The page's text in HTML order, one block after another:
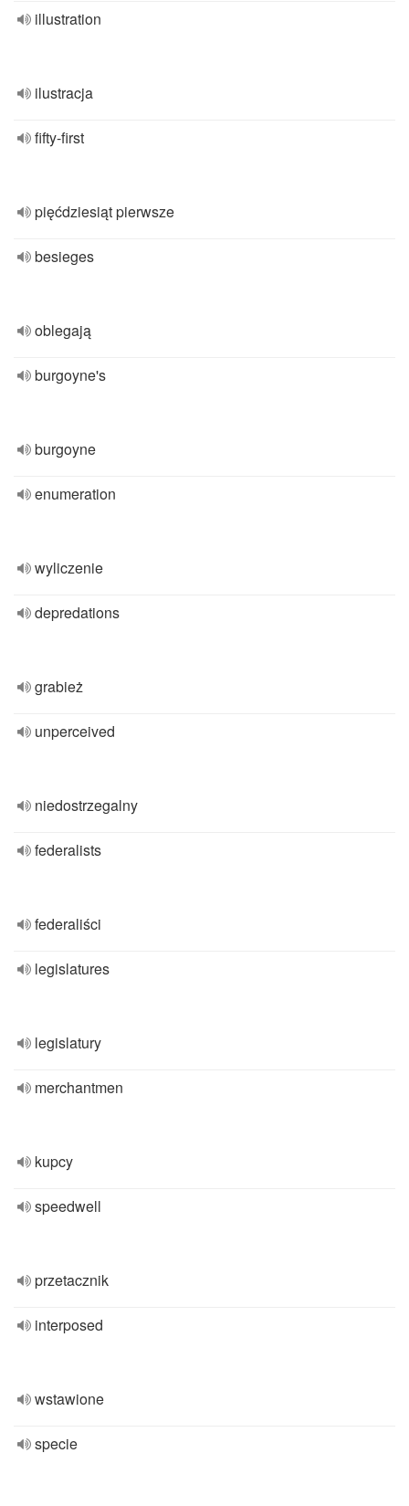
illustration
ilustracja
fifty-first
pięćdziesiąt pierwsze
besieges
oblegają
burgoyne's
burgoyne
enumeration
wyliczenie
depredations
grabież
unperceived
niedostrzegalny
federalists
federaliści
legislatures
legislatury
merchantmen
kupcy
speedwell
przetacznik
interposed
wstawione
specie